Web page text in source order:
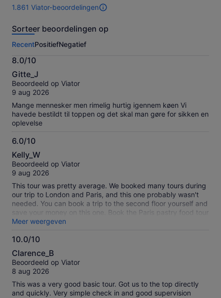
volwassene
1.861 Viator-beoordelingen
1861
van
activiteit.
Meer
informatie
over
onze
geverifieerde
Sorteer beoordelingen op
RecentPositiefNegatief
8.0/10
8.0
van
10
Gitte_J
Beoordeeld op Viator
9 aug 2026
Mange mennesker men rimelig hurtig igennem køen Vi
havede bestildt til toppen og det skal man gøre for sikken en
oplevelse
6.0/10
6.0
van
10
Kelly_W
Beoordeeld op Viator
9 aug 2026
This tour was pretty average. We booked many tours during
our trip to London and Paris, and this one probably wasn't
needed. You can book a trip to the second floor yourself and
save your money on this one. Book the Paris pastry food tour
instead!
Meer weergeven
10.0/10
10.0
van
10
Clarence_B
Beoordeeld op Viator
8 aug 2026
This was a very good basic tour. Got us to the top directly
and quickly. Very simple check in and good supervision